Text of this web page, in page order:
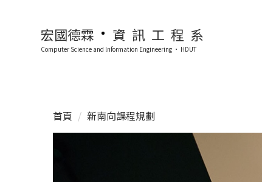
宏國德霖 資訊工程系
Computer Science and lnformation Engineering · HDUT
首頁 新南向課程規劃